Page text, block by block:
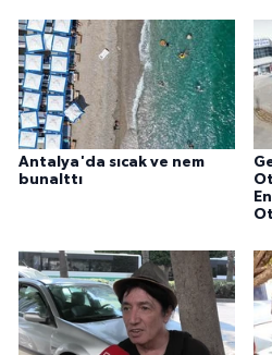
Antalya'da sıcak ve nem
bunalttı